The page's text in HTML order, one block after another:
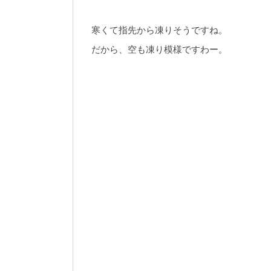
寒くて指先から凍りそうですね。
だから、空も凍り模様ですわー。